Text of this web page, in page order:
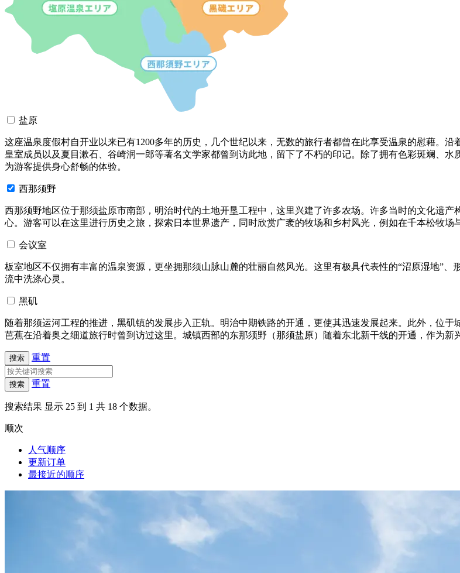
盐原
这座温泉度假村自开业以来已有1200多年的历史，几个世纪以来，无数的旅行者都曾在此享受温泉的慰藉。
皇室成员以及夏目漱石、谷崎润一郎等著名文学家都曾到访此地，留下了不朽的印记。除了拥有色彩斑斓、
为游客提供身心舒畅的体验。
西那须野
西那须野地区位于那须盐原市南部，明治时代的土地开垦工程中，这里兴建了许多农场。许多当时的文化遗
心。游客可以在这里进行历史之旅，探索日本世界遗产，同时欣赏广袤的牧场和乡村风光，例如在千本松牧场
会议室
板室地区不仅拥有丰富的温泉资源，更坐拥那须山脉山麓的壮丽自然风光。这里有极具代表性的“沼原湿地”
流中洗涤心灵。
黑矶
随着那须运河工程的推进，黑矶镇的发展步入正轨。明治中期铁路的开通，更使其迅速发展起来。此外，位
芭蕉在沿着奥之细道旅行时曾到访过这里。城镇西部的东那须野（那须盐原）随着东北新干线的开通，作为新
搜索 重置
搜索 重置
搜索结果 显示 25 到 1 共 18 个数据。
顺次
人气顺序
更新订单
最接近的顺序